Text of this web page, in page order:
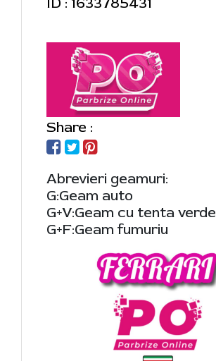
Share :
Abrevieri geamuri:
G:Geam auto
G+V:Geam cu tenta verde
G+F:Geam fumuriu